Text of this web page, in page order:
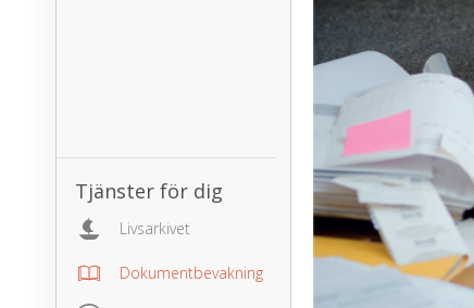
Tjänster för dig
Livsarkivet
Dokumentbevakning